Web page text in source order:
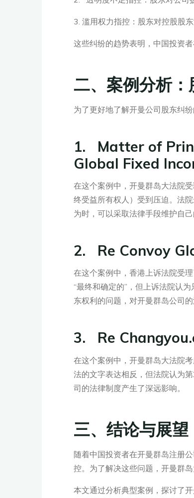
3. 滥用权力指控：股东对控股股
这些纠纷的趋势表明，中国投资
二、案例分析
为了更好地了解开曼公司股东纠
1. Matter of
Global Fixed
在这个案例中，开曼群岛大法院
终受益所有权人）受到压迫。法
为时，可以采取法律手段维护自己
2. Re Convoy
在这个案例中，香港上诉法院受
“最终和确定的”，但上诉法院认
东权利的问题，对开曼群岛公司
3. Re
在这个案例中，开曼群岛大法院
法的文字表达相反，但法院认为
司的法律制度产生了深远影响。
三、结论与展望
随着中国投资者在开曼群岛注册
控。为了解决这些问题，开曼群
本文通过分析典型案例，探讨了